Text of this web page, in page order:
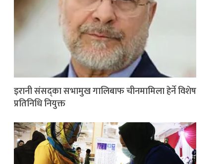
इरानी संसद्का सभामुख गालिबाफ चीनमामिला हेर्ने विशेष
प्रतिनिधि नियुक्त